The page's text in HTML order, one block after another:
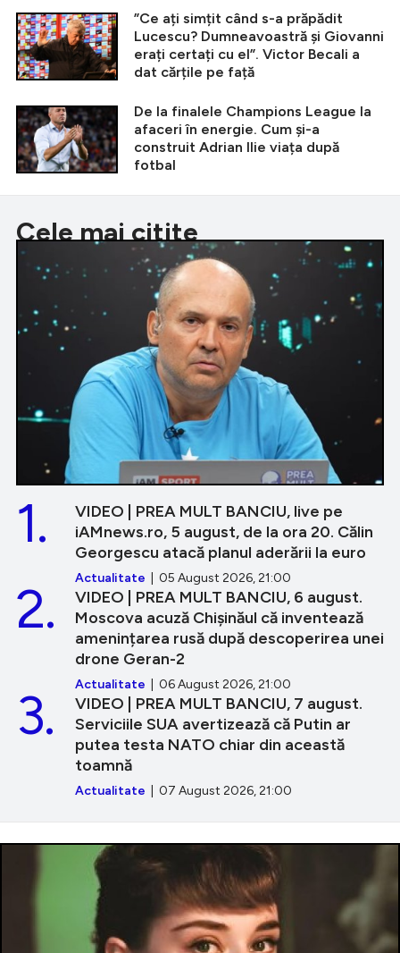
”Ce ați simțit când s-a prăpădit
Lucescu? Dumneavoastră și Giovanni
erați certați cu el”. Victor Becali a
dat cărțile pe față
De la finalele Champions League la
afaceri în energie. Cum și-a
construit Adrian Ilie viața după
fotbal
Cele mai citite
VIDEO | PREA MULT BANCIU, live pe
iAMnews.ro, 5 august, de la ora 20. Călin
Georgescu atacă planul aderării la euro
Actualitate | 05 August 2026, 21:00
1.
VIDEO | PREA MULT BANCIU, 6 august.
Moscova acuză Chișinăul că inventează
amenințarea rusă după descoperirea unei
drone Geran-2
Actualitate | 06 August 2026, 21:00
2.
VIDEO | PREA MULT BANCIU, 7 august.
Serviciile SUA avertizează că Putin ar
putea testa NATO chiar din această
toamnă
Actualitate | 07 August 2026, 21:00
3.